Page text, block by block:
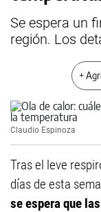
Se espera un
región. Los
+
Claudio Espinoza
Tras el leve
días de esta
se espera que